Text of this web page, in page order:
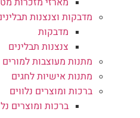
מדבקות וצנצנות תבלינים
מדבקות
צנצנות תבלינים
מתנות מעוצבות למורים
מתנות אישיות לחגים
ברכות ומוצרים נלווים
ברכות ומוצרים